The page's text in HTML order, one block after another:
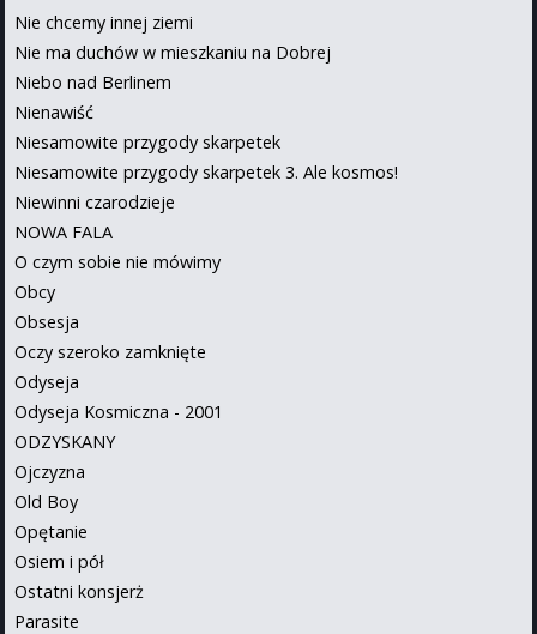
Nie chcemy innej ziemi
Nie ma duchów w mieszkaniu na Dobrej
Niebo nad Berlinem
Nienawiść
Niesamowite przygody skarpetek
Niesamowite przygody skarpetek 3. Ale kosmos!
Niewinni czarodzieje
NOWA FALA
O czym sobie nie mówimy
Obcy
Obsesja
Oczy szeroko zamknięte
Odyseja
Odyseja Kosmiczna - 2001
ODZYSKANY
Ojczyzna
Old Boy
Opętanie
Osiem i pół
Ostatni konsjerż
Parasite